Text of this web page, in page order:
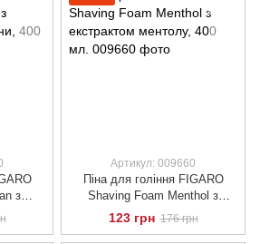
з
400
Артикул: 009660
Піна для гоління FIGARO
Shaving Foam Menthol з
екстрактом ментолу, 400 мл.
123 грн 176 грн